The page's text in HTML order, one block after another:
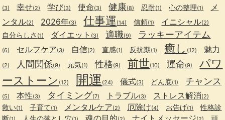
(3) 幸せ(2) 学び(3) 使命(3) 健康(8) 忍耐(1) 心の整理(1)
メ
ンタル(2) 2026年(3) 仕事運 (14) 信頼(1) イニシャル(2)
自分らしさ (1) ダイエット (3) 適職(9) ラッキーアイテム
(6) セルフケア(3) 自信(2) 直感(1) 反抗期(1) 癒し (12) 魅力
(2) 人間関係(9) 元気(1) 性格(9) 前世(10) 運命(9)
パワ
ーストーン (12) 開運 (24) 儀式(3) どん底(1) チャンス
(5) 本性(3) タイミング(7) トラブル(3) ストレス解消(2)
救い(1) 子育て(1) メンタルケア(2) 厄除け(4) お告げ(1)
性格診
断
人生の落とし穴 魂の目的 ナイトメッセージ
頑